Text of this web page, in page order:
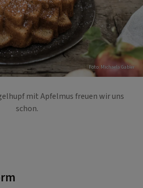
Foto: Michaela Gabler
mit Apfelmus freuen wir uns
schon.